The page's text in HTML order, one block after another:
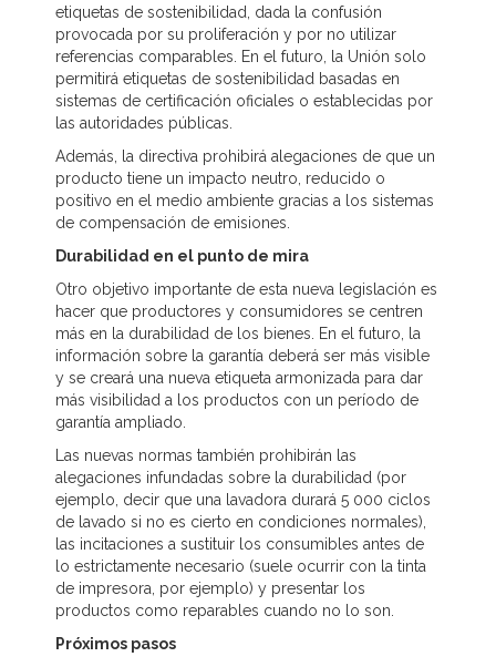
etiquetas de sostenibilidad, dada la confusión
provocada por su proliferación y por no utilizar
referencias comparables. En el futuro, la Unión solo
permitirá etiquetas de sostenibilidad basadas en
sistemas de certificación oficiales o establecidas por
las autoridades públicas.
Además, la directiva prohibirá alegaciones de que un
producto tiene un impacto neutro, reducido o
positivo en el medio ambiente gracias a los sistemas
de compensación de emisiones.
Durabilidad en el punto de mira
Otro objetivo importante de esta nueva legislación es
hacer que productores y consumidores se centren
más en la durabilidad de los bienes. En el futuro, la
información sobre la garantía deberá ser más visible
y se creará una nueva etiqueta armonizada para dar
más visibilidad a los productos con un período de
garantía ampliado.
Las nuevas normas también prohibirán las
alegaciones infundadas sobre la durabilidad (por
ejemplo, decir que una lavadora durará 5 000 ciclos
de lavado si no es cierto en condiciones normales),
las incitaciones a sustituir los consumibles antes de
lo estrictamente necesario (suele ocurrir con la tinta
de impresora, por ejemplo) y presentar los
productos como reparables cuando no lo son.
Próximos pasos